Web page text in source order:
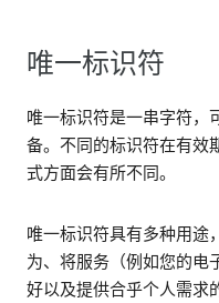
唯一标识符
唯一标识符是一串字符，
备。不同的标识符在有效
式方面会有所不同。
唯一标识符具有多种用途
为、将服务（例如您的电
好以及提供合乎个人需求